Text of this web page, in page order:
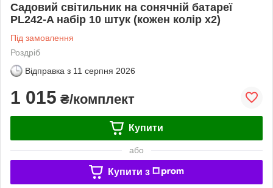
Садовий світильник на сонячній батареї
PL242-A набір 10 штук (кожен колір х2)
Під замовлення
Роздріб
Відправка з 11 серпня 2026
1 015 ₴/комплект
Купити
або
Купити з